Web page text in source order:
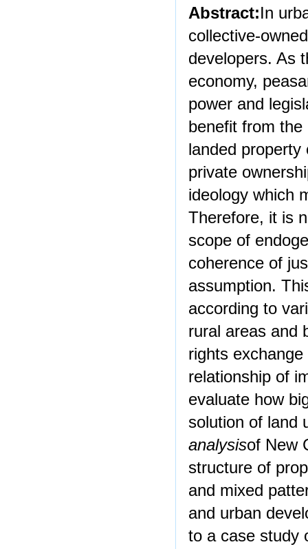
Abstract:In
collective-
developers. As
economy,
power and
benefit from
landed property
private
ideology which
Therefore, it is
scope of
coherence of
assumption.
according to
rural areas and
rights
relationship of
evaluate how
solution of land
analysisof New
structure of
and mixed
and urban
to a case study